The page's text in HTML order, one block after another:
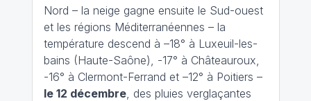
Nord – la neige gagne ensuite le Sud-ouest
et les régions Méditerranéennes – la
température descend à –18° à Luxeuil-les-
bains (Haute-Saône), -17° à Châteauroux,
-16° à Clermont-Ferrand et –12° à Poitiers –
le 12 décembre, des pluies verglaçantes